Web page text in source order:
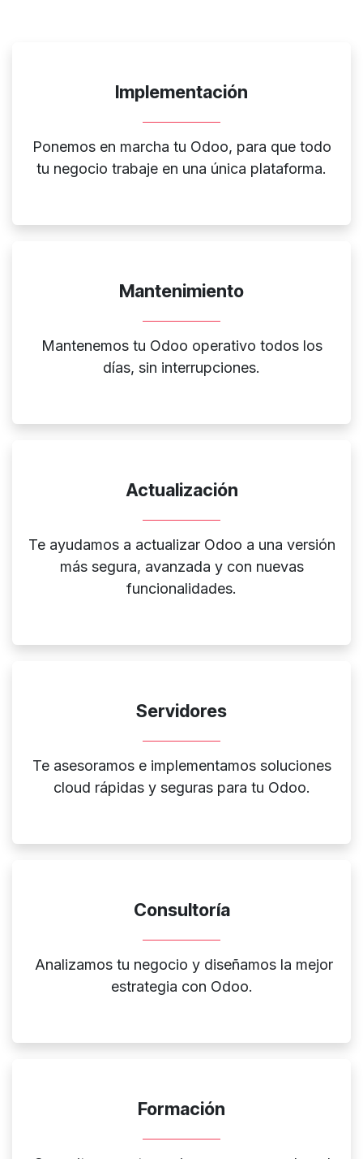
Implementación
Ponemos en marcha tu Odoo, para que todo
tu negocio trabaje en una única plataforma.
Mantenimiento
Mantenemos tu Odoo operativo todos los
días, sin interrupciones.
Actualización
Te ayudamos a actualizar Odoo a una versión
más segura, avanzada y con nuevas
funcionalidades.
Servidores
Te asesoramos e implementamos soluciones
cloud rápidas y seguras para tu Odoo.
Consultoría
Analizamos tu negocio y diseñamos la mejor
estrategia con Odoo.
Formación